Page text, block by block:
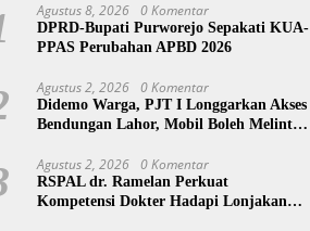
Agustus 8, 2026 0 Komentar
DPRD-Bupati Purworejo Sepakati KUA-
PPAS Perubahan APBD 2026
Agustus 2, 2026 0 Komentar
Didemo Warga, PJT I Longgarkan Akses
Bendungan Lahor, Mobil Boleh Melintas
Agustus 2, 2026 0 Komentar
RSPAL dr. Ramelan Perkuat
Kompetensi Dokter Hadapi Lonjakan